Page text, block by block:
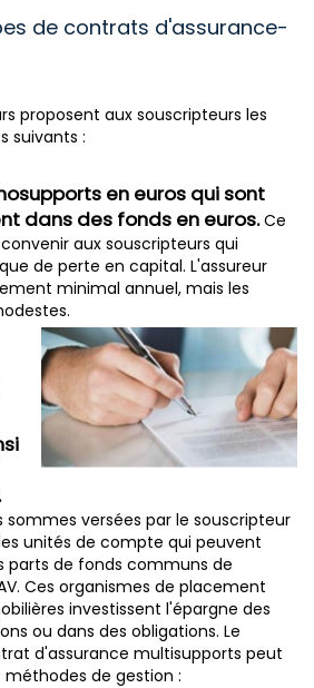
de contrats d'assurance-
proposent aux souscripteurs les
suivants :
en euros qui sont
dans des fonds en euros.Ce
aux souscripteurs qui
de perte en capital. L'assureur
minimal annuel, mais les
sommes versées par le souscripteur
unités de compte qui peuvent
parts de fonds communs de
Ces organismes de placement
investissent l'épargne des
ou dans des obligations. Le
d'assurance multisupports peut
de gestion :